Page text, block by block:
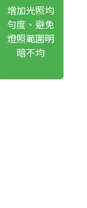
增加光照均
勻度、避免
燈照範圍明
暗不均